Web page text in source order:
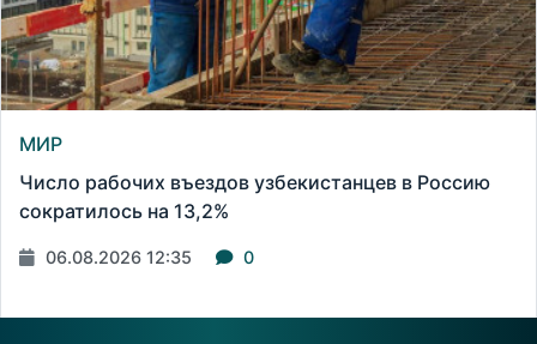
МИР
Число рабочих въездов узбекистанцев в Россию
сократилось на 13,2%
06.08.2026 12:35 0